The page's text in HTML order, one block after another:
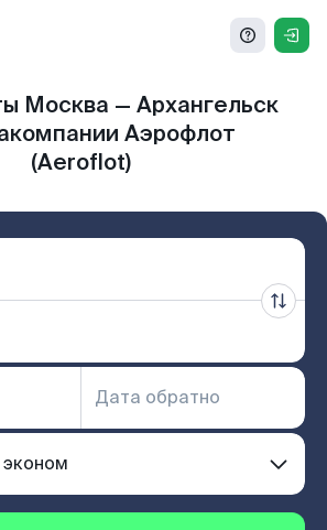
Москва — Архангельск
Аэрофлот
(Aeroflot)